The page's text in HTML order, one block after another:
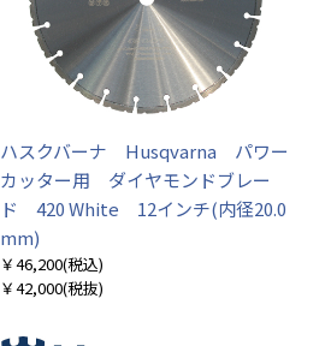
ハスクバーナ Husqvarna パワー
カッター用 ダイヤモンドブレー
ド 420 White 12インチ(内径20.0
mm)
￥46,200(税込)
￥42,000(税抜)
お買い物を続ける